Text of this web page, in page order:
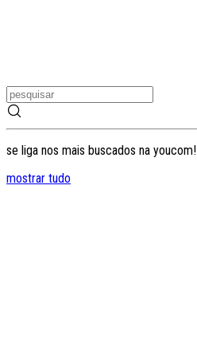
se liga nos mais buscados na youcom!
mostrar tudo